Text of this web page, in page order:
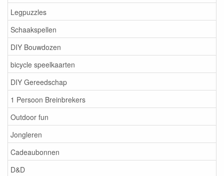
Legpuzzles
Schaakspellen
DIY Bouwdozen
bicycle speelkaarten
DIY Gereedschap
1 Persoon Breinbrekers
Outdoor fun
Jongleren
Cadeaubonnen
D&D